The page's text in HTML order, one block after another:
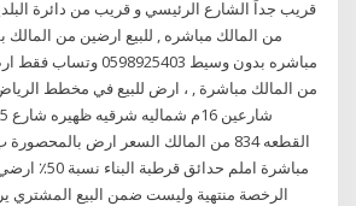
قريب جداً الشارع الرئيسي و قريب من دائرة
من المالك مباشره , للبيع ارضين من
مباشره بدون وسيط
من المالك مباشرة , ، ارض للبيع في مخطط
القطعه 834 من المالك السعر ارض
الرخصة منتهية وليست ضمن البيع